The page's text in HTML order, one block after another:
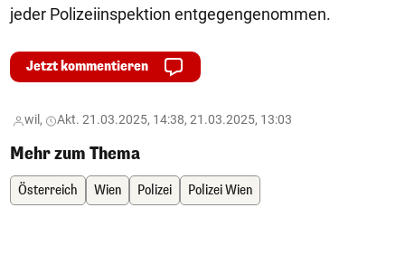
jeder Polizeiinspektion entgegengenommen.
Jetzt kommentieren
wil, Akt. 21.03.2025, 14:38, 21.03.2025, 13:03
Mehr zum Thema
Österreich Wien Polizei Polizei Wien